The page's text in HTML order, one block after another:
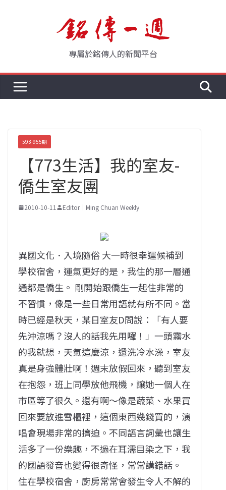
專屬於銘傳人的新聞平台
593-955期
【773生活】我的室友-
僑生室友團
2010-10-11 Editor｜Ming Chuan Weekly
異國文化．入境隨俗 大一時很幸運候補到
學校宿舍，運氣更好的是，我住的那一層通
通都是僑生。 剛開始跟僑生一起住非常的
不習慣，像是一些日常用語就有所不同。當
時已經是秋天，某日室友D問說：「有人要
先沖涼嗎？沒人的話我先用囉！」一頭霧水
的我就想，天氣這麼涼，還洗冷水澡，室友
真是身強體壯啊！週末放假回來，聽到室友
在抱怨，班上同學放他飛機，讓她一個人在
市區等了很久。還有啊～像是蔬菜、水果買
回來要放進雪櫃裡，這個東西幾錢買的，演
唱會現場非常的擠迫。不同語言詞彙也讓生
活多了一份樂趣，不過在耳濡目染之下，我
的國語發音也變得很奇怪，常常講錯話。
住在學校宿舍，廚房常常會發生令人不解的